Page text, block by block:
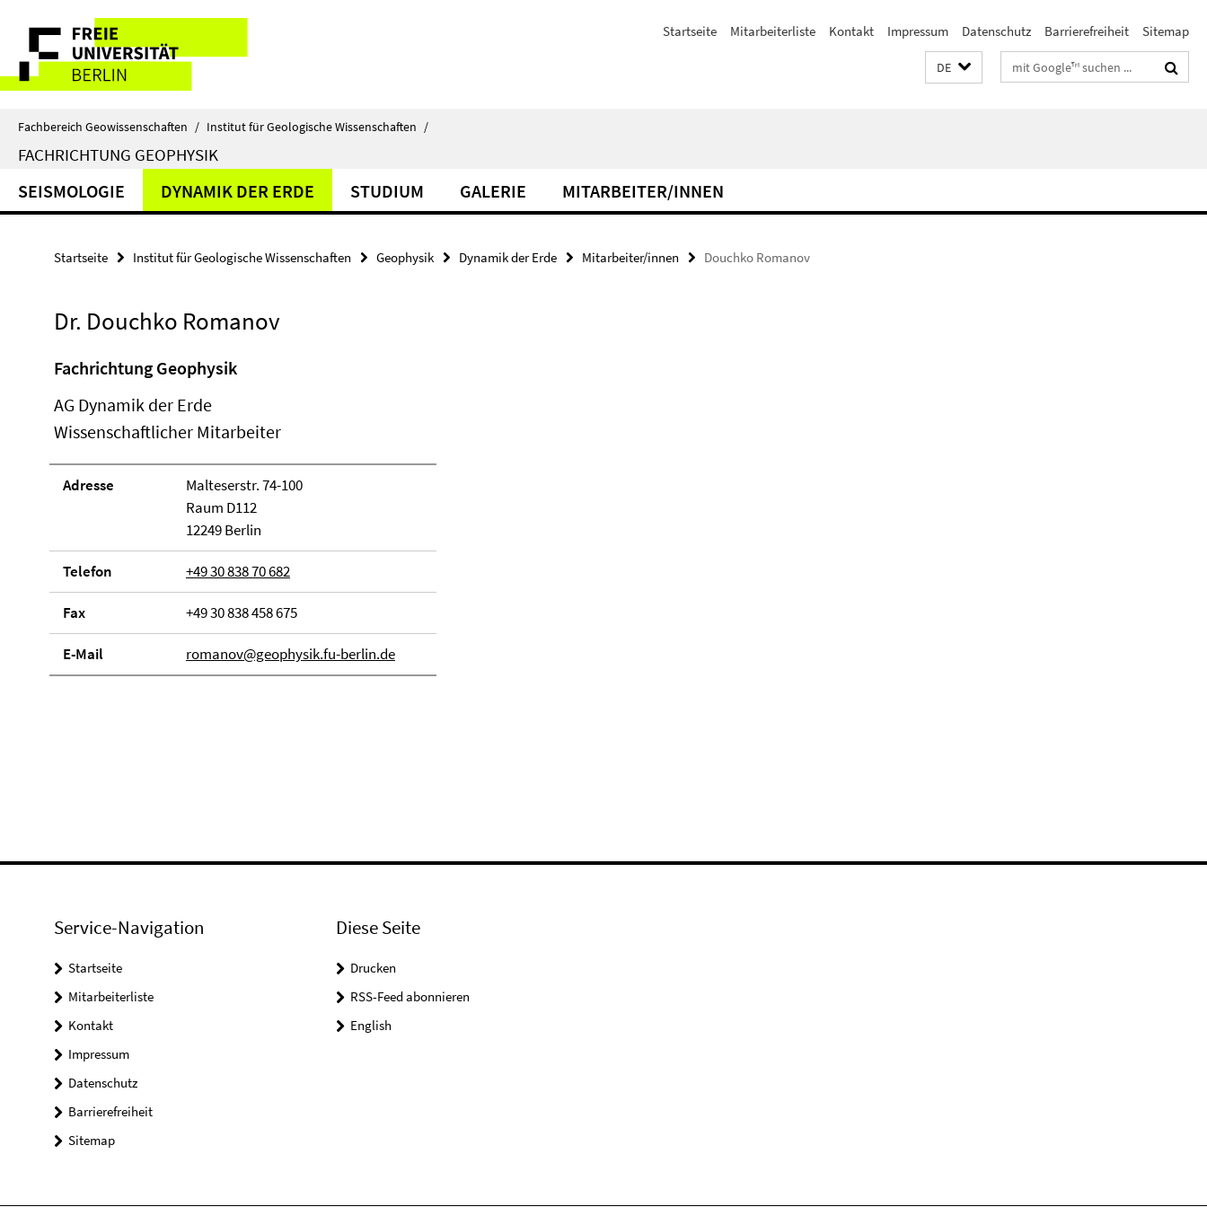
direkt
Inhalt
Service-
Navigation
Startseite Mitarbeiterliste Kontakt Impressum Datenschutz Barrierefreiheit Sitemap
DE Suchbegriffe
Fachbereich Geowissenschaften / Institut für Geologische Wissenschaften /
FACHRICHTUNG GEOPHYSIK
SEISMOLOGIE DYNAMIK DER ERDE STUDIUM GALERIE MITARBEITER/INNEN
Startseite Institut für Geologische Wissenschaften Geophysik Dynamik der Erde Mitarbeiter/innen Douchko Romanov
Dr. Douchko Romanov
Fachrichtung Geophysik
AG Dynamik der Erde
Wissenschaftlicher Mitarbeiter
Adresse
Malteserstr. 74-100
Raum D112
12249 Berlin
Telefon +49 30 838 70 682
Fax +49 30 838 458 675
E-Mail romanov@geophysik.fu-berlin.de
Service-Navigation
Startseite
Mitarbeiterliste
Kontakt
Impressum
Datenschutz
Barrierefreiheit
Sitemap
Diese Seite
Drucken
RSS-Feed abonnieren
English